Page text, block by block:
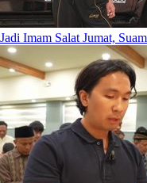
Jadi Imam Salat Jumat,